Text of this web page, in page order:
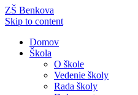
ZŠ Benkova
Skip to content
Domov
Škola
O škole
Vedenie školy
Rada školy